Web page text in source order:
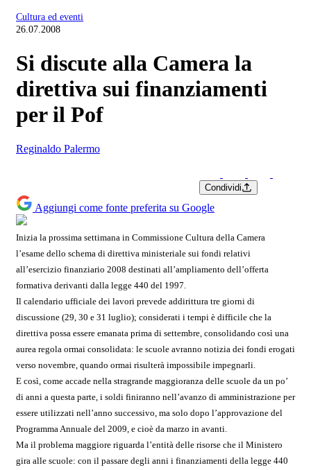
Cultura ed eventi
26.07.2008
Si discute alla Camera la
direttiva sui finanziamenti
per il Pof
Reginaldo Palermo
Condividi
Aggiungi come fonte preferita su Google
Inizia la prossima settimana in Commissione Cultura della Camera
l’esame dello schema di direttiva ministeriale sui fondi relativi
all’esercizio finanziario 2008 destinati all’ampliamento dell’offerta
formativa derivanti dalla legge 440 del 1997.
Il calendario ufficiale dei lavori prevede addirittura tre giorni di
discussione (29, 30 e 31 luglio); considerati i tempi è difficile che la
direttiva possa essere emanata prima di settembre, consolidando così una
aurea regola ormai consolidata: le scuole avranno notizia dei fondi erogati
verso novembre, quando ormai risulterà impossibile impegnarli.
E così, come accade nella stragrande maggioranza delle scuole da un po’
di anni a questa parte, i soldi finiranno nell’avanzo di amministrazione per
essere utilizzati nell’anno successivo, ma solo dopo l’approvazione del
Programma Annuale del 2009, e cioè da marzo in avanti.
Ma il problema maggiore riguarda l’entità delle risorse che il Ministero
gira alle scuole: con il passare degli anni i finanziamenti della legge 440